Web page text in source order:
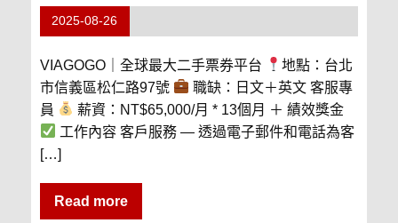
2025-08-26
VIAGOGO｜全球最大二手票券平台
地點：台北
市信義區松仁路97號
職缺：日文＋英文 客服專
員
薪資：NT$65,000/月 * 13個月 ＋ 績效獎金
工作內容 客戶服務 — 透過電子郵件和電話為客
[…]
Read more